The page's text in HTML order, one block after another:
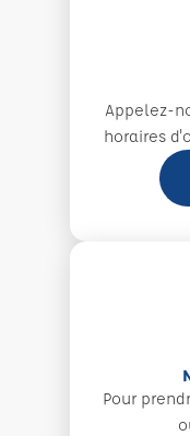
Appelez-
horaires
Pour